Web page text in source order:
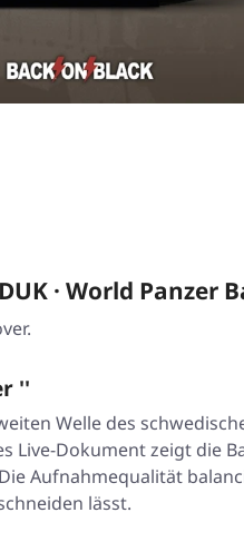
· World Panzer
''
Welle des
Live-Dokument zeigt die
Aufnahmequalität
lässt.